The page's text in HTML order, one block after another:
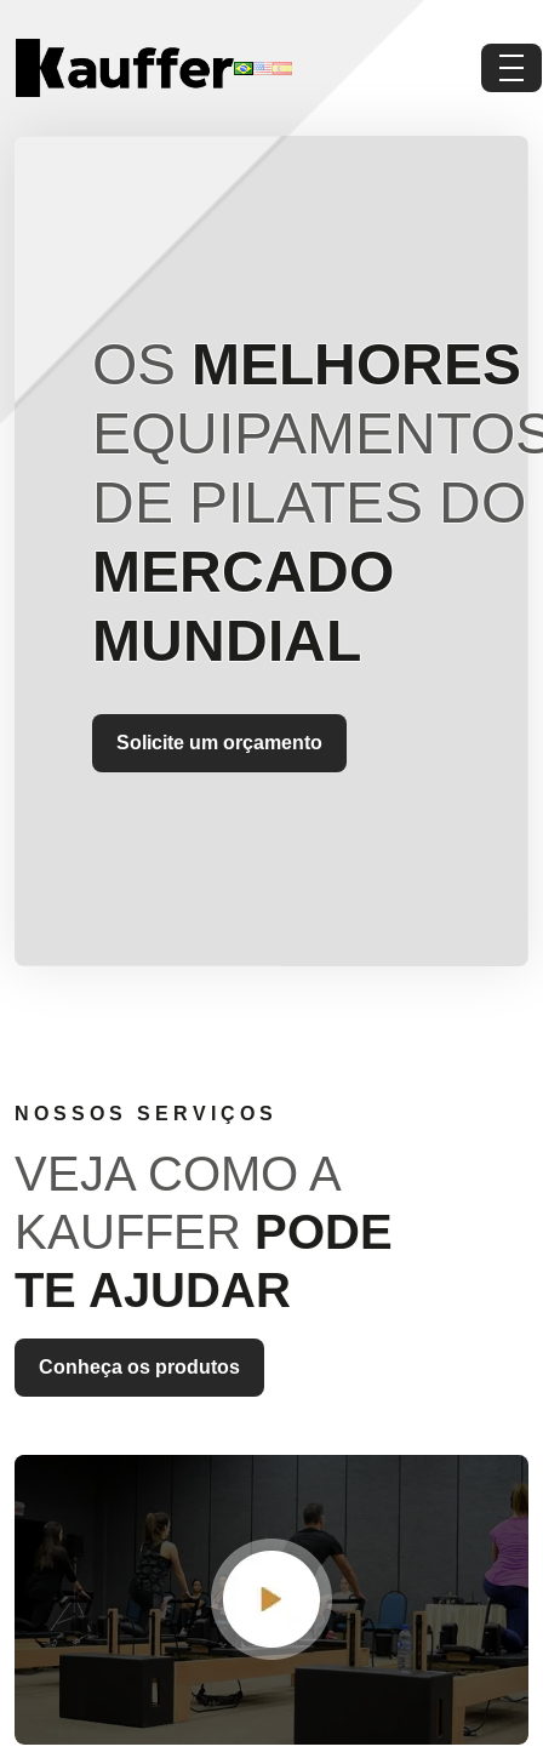
Materiais Gratuitos
Solicite um Orçamento
OS MELHORES
DE PILATES DO
MERCADO
MUNDIAL
Solicite um orçamento
NOSSOS SERVIÇOS
VEJA COMO A
KAUFFER PODE
TE AJUDAR
Conheça os produtos